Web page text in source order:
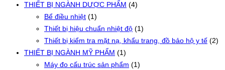
THIẾT BỊ NGÀNH DƯỢC PHẨM (4)
Bể điều nhiệt (1)
Thiết bị hiệu chuẩn nhiệt độ (1)
Thiết bị kiểm tra mặt nạ, khẩu trang, đồ bảo hộ y tế (2)
THIẾT BỊ NGÀNH MỸ PHẨM (1)
Máy đo cấu trúc sản phẩm (1)